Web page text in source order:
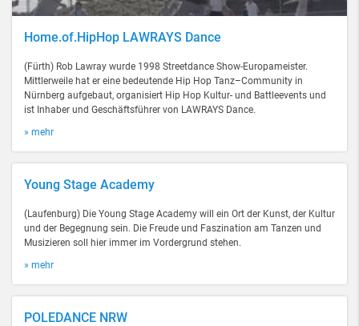
Home.of.HipHop LAWRAYS Dance
(Fürth) Rob Lawray wurde 1998 Streetdance Show-Europameister.
Mittlerweile hat er eine bedeutende Hip Hop Tanz–Community in
Nürnberg aufgebaut, organisiert Hip Hop Kultur- und Battleevents und
ist Inhaber und Geschäftsführer von LAWRAYS Dance.
» mehr
Young Stage Academy
(Laufenburg) Die Young Stage Academy will ein Ort der Kunst, der Kultur
und der Begegnung sein. Die Freude und Faszination am Tanzen und
Musizieren soll hier immer im Vordergrund stehen.
» mehr
POLEDANCE NRW